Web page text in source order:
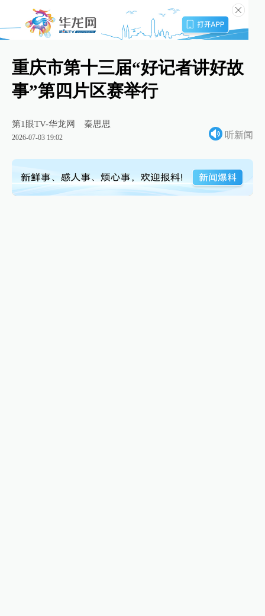
重庆市第十三届“好记者讲好故
事”第四片区赛举行
第1眼TV-华龙网 秦思思
2026-07-03 19:02 听新闻